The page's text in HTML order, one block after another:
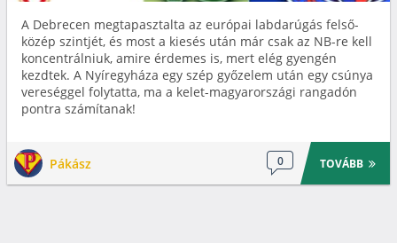
A Debrecen megtapasztalta az európai labdarúgás felső-
közép szintjét, és most a kiesés után már csak az NB-re kell
koncentrálniuk, amire érdemes is, mert elég gyengén
kezdtek. A Nyíregyháza egy szép győzelem után egy csúnya
vereséggel folytatta, ma a kelet-magyarországi rangadón
pontra számítanak!
Pákász 0 TOVÁBB